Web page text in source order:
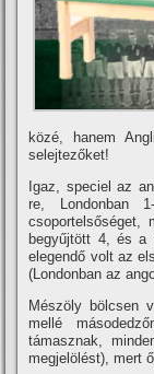
közé, hanem
selejtezőket!
Igaz, speciel az
re, Londonban
csoportelsőséget,
begyűjtött 4, és a
elegendő volt az
(Londonban az
Mészöly bölcsen
mellé
támasznak,
megjelölést), mert